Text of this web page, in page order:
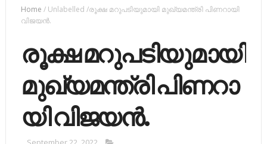
Home /Unlabelled /​​​​രൂ​​​​ക്ഷ മ​​​​റു​​​​പ​​​​ടി​​​​യു​​​​മാ​​​​യി മു​​​​ഖ്യ​​​​മ​​​​ന്ത്രി പി​​​​ണ​​​​റാ​​​​യി
വി​​​​ജ​​​​യ​​​​ന്‍.
​​​​രൂ​​​​ക്ഷ മ​​​​റു​​​​പ​​​​ടി​​​​യു​​​​മാ​​​​യി
മു​​​​ഖ്യ​​​​മ​​​​ന്ത്രി പി​​​​ണ​​​​റാ​​​​
യി വി​​​​ജ​​​​യ​​​​ന്‍.